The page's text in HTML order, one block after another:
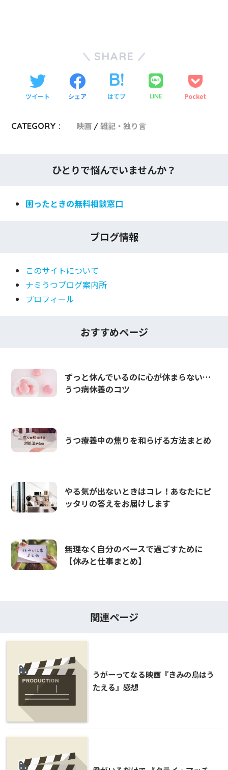
SHARE
ツイート シェア はてブ LINE Pocket
CATEGORY : 映画 雑記・独り言
ひとりで悩んでいませんか？
困ったときの無料相談窓口
ブログ情報
このサイトについて
ナミうつブログ案内所
プロフィール
おすすめページ
ずっと休んでいるのに心が休まらない…
うつ病休養のコツ
うつ療養中の焦りを和らげる方法まとめ
やる気が出ないときはコレ！あなたにピ
ッタリの答えをお届けします
無理なく自分のペースで過ごすために
【休みと仕事まとめ】
関連ページ
うがーってなる映画『きみの鳥はう
たえる』感想